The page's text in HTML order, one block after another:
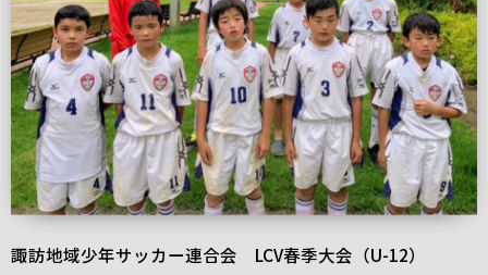
諏訪地域少年サッカー連合会 LCV春季大会（U-12）